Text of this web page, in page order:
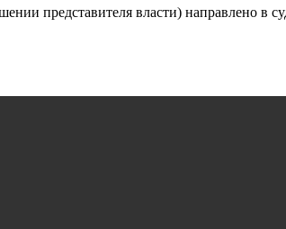
представителя власти) направлено в